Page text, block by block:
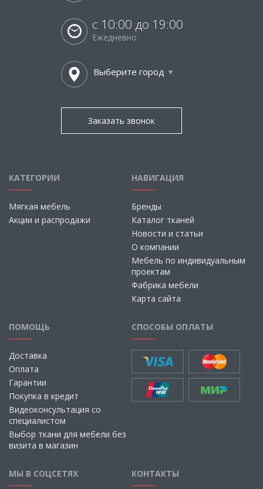
с 10:00 до 19:00
Ежедневно
Выберите город
Заказать звонок
КАТЕГОРИИ
Мягкая мебель
Акции и распродажи
НАВИГАЦИЯ
Бренды
Каталог тканей
Новости и статьи
О компании
Мебель по индивидуальным
проектам
Фабрика мебели
Карта сайта
ПОМОЩЬ
Доставка
Оплата
Гарантии
Покупка в кредит
Видеоконсультация со
специалистом
Выбор ткани для мебели без
визита в магазин
СПОСОБЫ ОПЛАТЫ
МЫ В СОЦСЕТЯХ КОНТАКТЫ